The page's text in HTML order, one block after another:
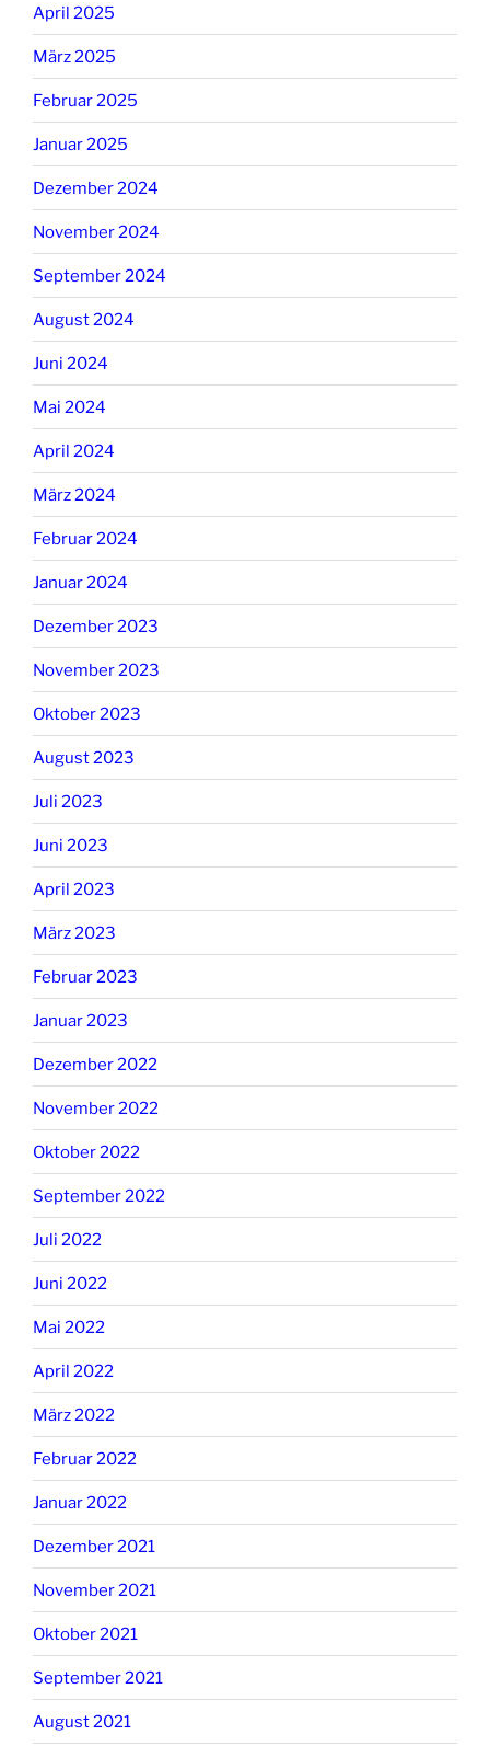
April 2025
März 2025
Februar 2025
Januar 2025
Dezember 2024
November 2024
September 2024
August 2024
Juni 2024
Mai 2024
April 2024
März 2024
Februar 2024
Januar 2024
Dezember 2023
November 2023
Oktober 2023
August 2023
Juli 2023
Juni 2023
April 2023
März 2023
Februar 2023
Januar 2023
Dezember 2022
November 2022
Oktober 2022
September 2022
Juli 2022
Juni 2022
Mai 2022
April 2022
März 2022
Februar 2022
Januar 2022
Dezember 2021
November 2021
Oktober 2021
September 2021
August 2021